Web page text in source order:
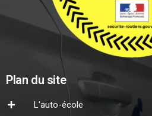
Plan du site
L'auto-école